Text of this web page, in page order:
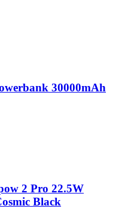
30000mAh
2 Pro 22.5W
Black